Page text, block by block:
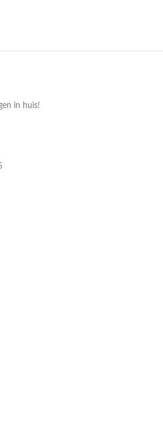
in huis!